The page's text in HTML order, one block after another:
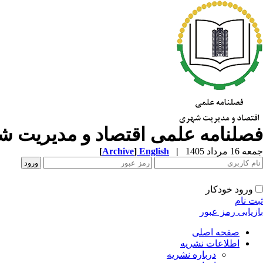
فصلنامه علمی اقتصاد و مدیریت
جمعه 16 مرداد 1405 |
English
[Archive]
ورود خودکار
ثبت نام
بازیابی رمز عبور
صفحه اصلی
اطلاعات نشریه
درباره نشریه